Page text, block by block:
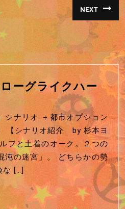
NEXT
次
の
稿:
ーグライクハー
シナリオ ＋都市オプション
【シナリオ紹介 by 杉本ヨ
フと土着のオーク。２つの
沌の迷宮」。 どちらかの勢
な […]